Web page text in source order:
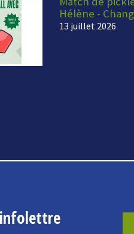
Hélène -
13 juillet 2026